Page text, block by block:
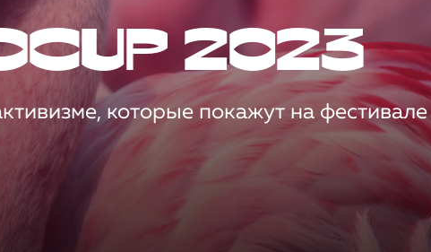
2023
которые покажут на